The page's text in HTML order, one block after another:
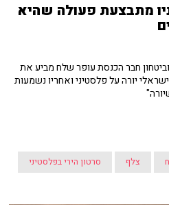
מתבצעת פעולה שהיא
חבר הכנסת עופר שלח מביע את
יורה על פלסטיני ואחריו נשמעות
צלף סרטון הירי בפלסטיני